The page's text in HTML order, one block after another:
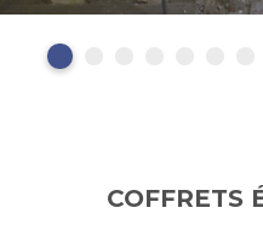
COFFRETS